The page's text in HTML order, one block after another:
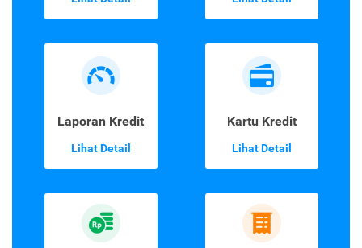
Laporan Kredit
Lihat Detail
Kartu Kredit
Lihat Detail